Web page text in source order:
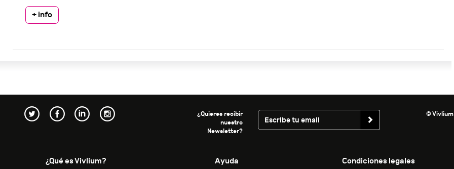
+ info
¿Quieres recibir
nuestro
Newsletter?
© Vivlium
¿Qué es Vivlium? Ayuda Condiciones legales